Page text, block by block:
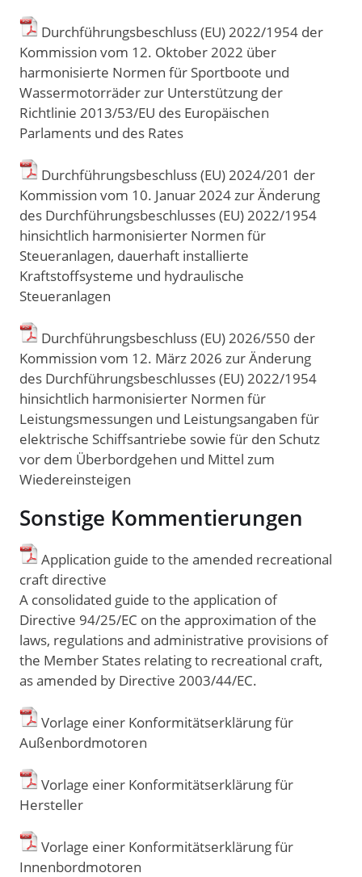
Durchführungsbeschluss (EU) 2022/1954 der
Kommission vom 12. Oktober 2022 über
harmonisierte Normen für Sportboote und
Wassermotorräder zur Unterstützung der
Richtlinie 2013/53/EU des Europäischen
Parlaments und des Rates
Durchführungsbeschluss (EU) 2024/201 der
Kommission vom 10. Januar 2024 zur Änderung
des Durchführungsbeschlusses (EU) 2022/1954
hinsichtlich harmonisierter Normen für
Steueranlagen, dauerhaft installierte
Kraftstoffsysteme und hydraulische
Steueranlagen
Durchführungsbeschluss (EU) 2026/550 der
Kommission vom 12. März 2026 zur Änderung
des Durchführungsbeschlusses (EU) 2022/1954
hinsichtlich harmonisierter Normen für
Leistungsmessungen und Leistungsangaben für
elektrische Schiffsantriebe sowie für den Schutz
vor dem Überbordgehen und Mittel zum
Wiedereinsteigen
Sonstige Kommentierungen
Application guide to the amended recreational
craft directive
A consolidated guide to the application of
Directive 94/25/EC on the approximation of the
laws, regulations and administrative provisions of
the Member States relating to recreational craft,
as amended by Directive 2003/44/EC.
Vorlage einer Konformitätserklärung für
Außenbordmotoren
Vorlage einer Konformitätserklärung für
Hersteller
Vorlage einer Konformitätserklärung für
Innenbordmotoren